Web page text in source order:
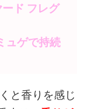
ド フレグ
ュゲで持続
と香りを感じ